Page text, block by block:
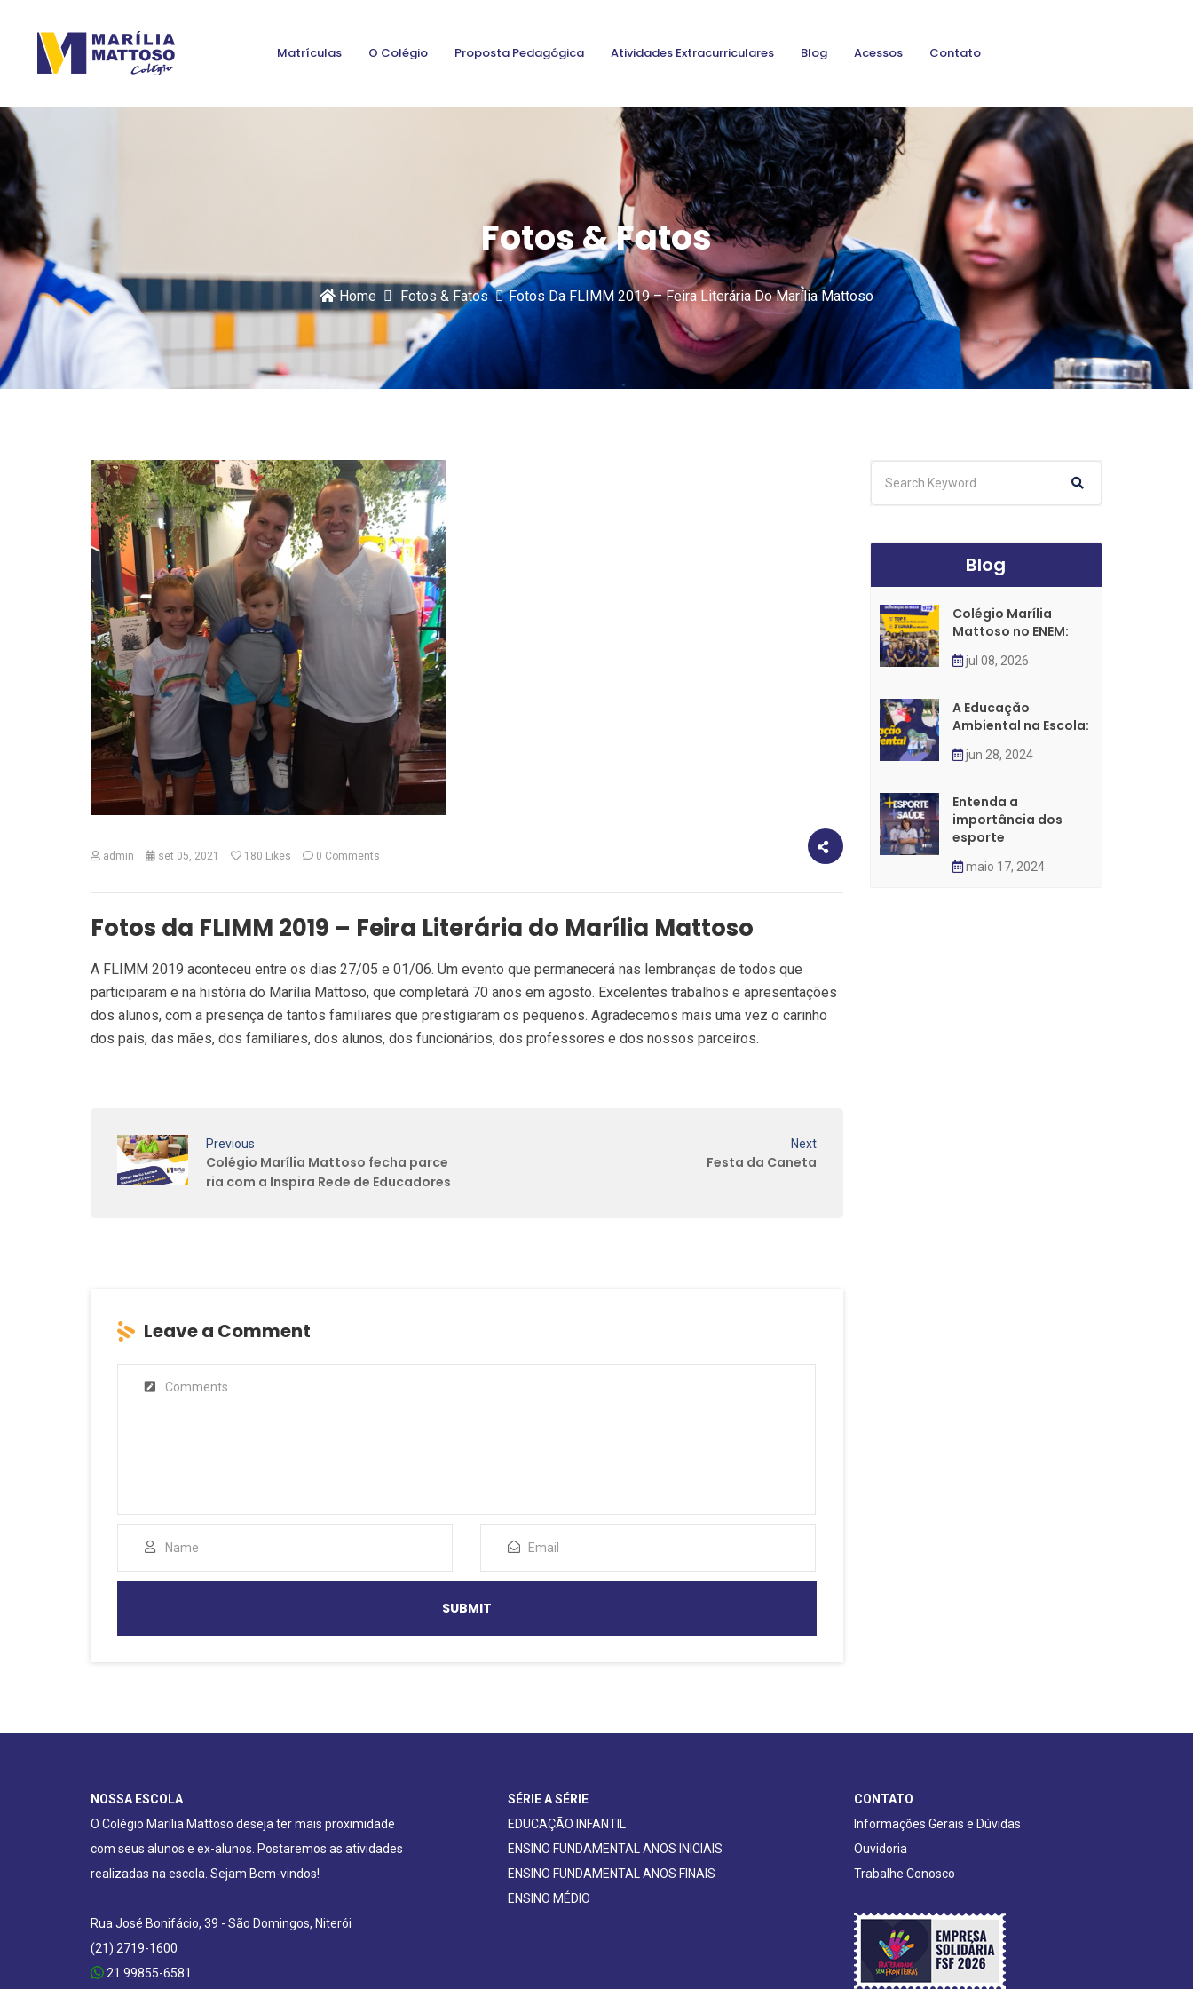
Matrículas O Colégio Proposta Pedagógica Atividades Extracurriculares Blog Acessos Contato
Fotos & Fatos
Home Fotos & Fatos Fotos Da FLIMM 2019 – Feira Literária Do Marília Mattoso
admin set 05, 2021 180 Likes 0 Comments
Fotos da FLIMM 2019 – Feira Literária do Marília Mattoso
A FLIMM 2019 aconteceu entre os dias 27/05 e 01/06. Um evento que permanecerá nas lembranças de todos que
participaram e na história do Marília Mattoso, que completará 70 anos em agosto. Excelentes trabalhos e apresentações
dos alunos, com a presença de tantos familiares que prestigiaram os pequenos. Agradecemos mais uma vez o carinho
dos pais, das mães, dos familiares, dos alunos, dos funcionários, dos professores e dos nossos parceiros.
Previous
Colégio Marília Mattoso fecha parce
ria com a Inspira Rede de Educadores
Next
Festa da Caneta
Leave a Comment
Blog
Colégio Marília
Mattoso no ENEM:
jul 08, 2026
A Educação
Ambiental na Escola:
jun 28, 2024
Entenda a
importância dos
esporte
maio 17, 2024
NOSSA ESCOLA
O Colégio Marília Mattoso deseja ter mais proximidade
com seus alunos e ex-alunos. Postaremos as atividades
realizadas na escola. Sejam Bem-vindos!
Rua José Bonifácio, 39 - São Domingos, Niterói
(21) 2719-1600
21 99855-6581
SÉRIE A SÉRIE
EDUCAÇÃO INFANTIL
ENSINO FUNDAMENTAL ANOS INICIAIS
ENSINO FUNDAMENTAL ANOS FINAIS
ENSINO MÉDIO
CONTATO
Informações Gerais e Dúvidas
Ouvidoria
Trabalhe Conosco